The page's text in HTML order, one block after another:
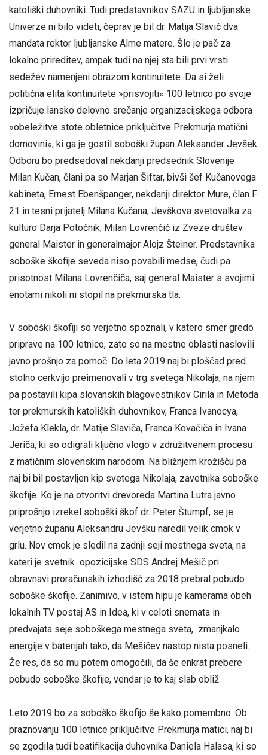
katoliški duhovniki. Tudi predstavnikov SAZU in ljubljanske
Univerze ni bilo videti, čeprav je bil dr. Matija Slavič dva
mandata rektor ljubljanske Alme matere. Šlo je pač za
lokalno prireditev, ampak tudi na njej sta bili prvi vrsti
sedežev namenjeni obrazom kontinuitete. Da si želi
politična elita kontinuitete »prisvojiti« 100 letnico po svoje
izpričuje lansko delovno srečanje organizacijskega odbora
»obeležitve stote obletnice priključitve Prekmurja matični
domovini«, ki ga je gostil soboški župan Aleksander Jevšek.
Odboru bo predsedoval nekdanji predsednik Slovenije
Milan Kučan, člani pa so Marjan Šiftar, bivši šef Kučanovega
kabineta, Ernest Ebenšpanger, nekdanji direktor Mure, član F
21 in tesni prijatelj Milana Kučana, Jevškova svetovalka za
kulturo Darja Potočnik, Milan Lovrenčič iz Zveze društev
general Maister in generalmajor Alojz Šteiner. Predstavnika
soboške škofije seveda niso povabili medse, čudi pa
prisotnost Milana Lovrenčiča, saj general Maister s svojimi
enotami nikoli ni stopil na prekmurska tla.
V soboški škofiji so verjetno spoznali, v katero smer gredo
priprave na 100 letnico, zato so na mestne oblasti naslovili
javno prošnjo za pomoč. Do leta 2019 naj bi ploščad pred
stolno cerkvijo preimenovali v trg svetega Nikolaja, na njem
pa postavili kipa slovanskih blagovestnikov Cirila in Metoda
ter prekmurskih katoliških duhovnikov, Franca Ivanocya,
Jožefa Klekla, dr. Matije Slaviča, Franca Kovačiča in Ivana
Jeriča, ki so odigrali ključno vlogo v združitvenem procesu
z matičnim slovenskim narodom. Na bližnjem krožišču pa
naj bi bil postavljen kip svetega Nikolaja, zavetnika soboške
škofije. Ko je na otvoritvi drevoreda Martina Lutra javno
priprošnjo izrekel soboški škof dr. Peter Štumpf, se je
verjetno županu Aleksandru Jevšku naredil velik cmok v
grlu. Nov cmok je sledil na zadnji seji mestnega sveta, na
kateri je svetnik opozicijske SDS Andrej Mešič pri
obravnavi proračunskih izhodišč za 2018 prebral pobudo
soboške škofije. Zanimivo, v istem hipu je kamerama obeh
lokalnih TV postaj AS in Idea, ki v celoti snemata in
predvajata seje soboškega mestnega sveta, zmanjkalo
energije v baterijah tako, da Mešičev nastop nista posneli.
Že res, da so mu potem omogočili, da še enkrat prebere
pobudo soboške škofije, vendar je to kaj slab obliž.
Leto 2019 bo za soboško škofijo še kako pomembno. Ob
praznovanju 100 letnice priključitve Prekmurja matici, naj bi
se zgodila tudi beatifikacija duhovnika Daniela Halasa, ki so